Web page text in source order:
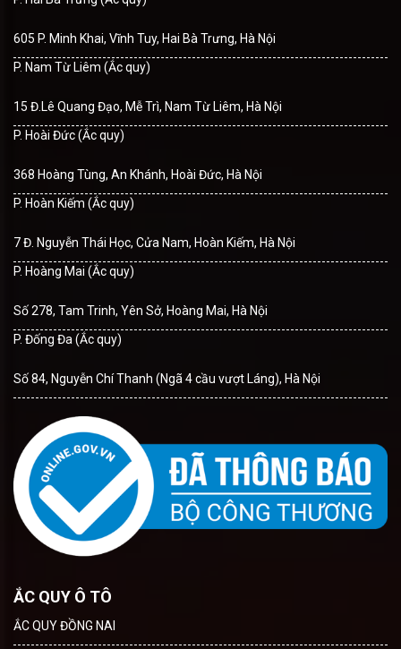
605 P. Minh Khai, Vĩnh Tuy, Hai Bà Trưng, Hà Nội
P. Nam Từ Liêm (Ắc quy)
15 Đ.Lê Quang Đạo, Mễ Trì, Nam Từ Liêm, Hà Nội
P. Hoài Đức (Ắc quy)
368 Hoàng Tùng, An Khánh, Hoài Đức, Hà Nội
P. Hoàn Kiếm (Ắc quy)
7 Đ. Nguyễn Thái Học, Cửa Nam, Hoàn Kiếm, Hà Nội
P. Hoàng Mai (Ắc quy)
Số 278, Tam Trinh, Yên Sở, Hoàng Mai, Hà Nội
P. Đống Đa (Ắc quy)
Số 84, Nguyễn Chí Thanh (Ngã 4 cầu vượt Láng), Hà Nội
ẮC QUY Ô TÔ
ẮC QUY ĐỒNG NAI